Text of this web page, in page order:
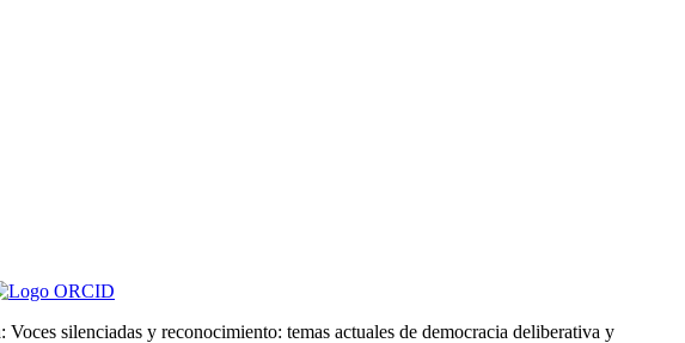
Voces silenciadas y reconocimiento: temas actuales de democracia deliberativa y